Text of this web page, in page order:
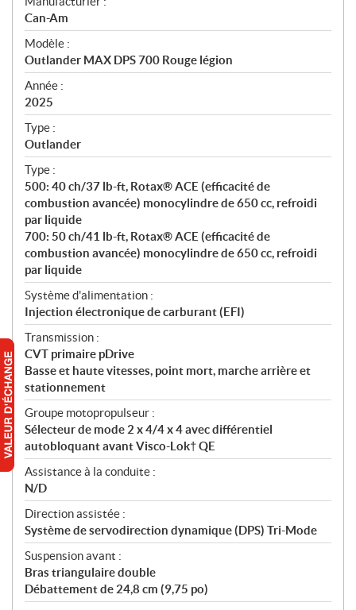
p
é
c
i
f
i
c
a
t
i
o
n
s
Can-Am
Modèle :
Outlander MAX DPS 700 Rouge légion
Année :
2025
Type :
Outlander
Type :
500: 40 ch/37 lb-ft, Rotax® ACE (efficacité de
combustion avancée) monocylindre de 650 cc, refroidi
par liquide
700: 50 ch/41 lb-ft, Rotax® ACE (efficacité de
combustion avancée) monocylindre de 650 cc, refroidi
par liquide
Système d'alimentation :
Injection électronique de carburant (EFI)
Transmission :
CVT primaire pDrive
Basse et haute vitesses, point mort, marche arrière et
stationnement
Groupe motopropulseur :
Sélecteur de mode 2 x 4/4 x 4 avec différentiel
autobloquant avant Visco-Lok† QE
Assistance à la conduite :
N/D
Direction assistée :
Système de servodirection dynamique (DPS) Tri-Mode
Suspension avant :
Bras triangulaire double
Débattement de 24,8 cm (9,75 po)